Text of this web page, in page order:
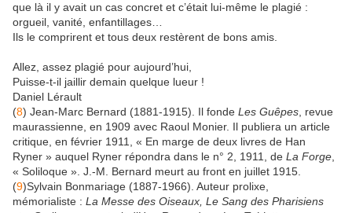
que là il y avait un cas concret et c’était lui-même le plagié :
orgueil, vanité, enfantillages…
Ils le comprirent et tous deux restèrent de bons amis.
Allez, assez plagié pour aujourd’hui,
Puisse-t-il jaillir demain quelque lueur !
Daniel Lérault
(8) Jean-Marc Bernard (1881-1915). Il fonde Les Guêpes , revue
maurassienne, en 1909 avec Raoul Monier. Il publiera un article
critique, en février 1911, « En marge de deux livres de Han
Ryner » auquel Ryner répondra dans le n° 2, 1911, de La Forge
« Soliloque ». J.-M. Bernard meurt au front en juillet 1915.
(9)Sylvain Bonmariage (1887-1966). Auteur prolixe,
mémorialiste : La Messe des Oiseaux, Le Sang des Pharisiens